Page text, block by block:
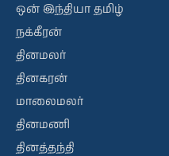
ஒன் இந்தியா தமிழ்
நக்கீரன்
தினமலர்
தினகரன்
மாலைமலர்
தினமணி
தினத்தந்தி